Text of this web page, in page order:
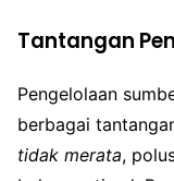
Tantangan
Pengelolaan
berbagai
tidak merata,